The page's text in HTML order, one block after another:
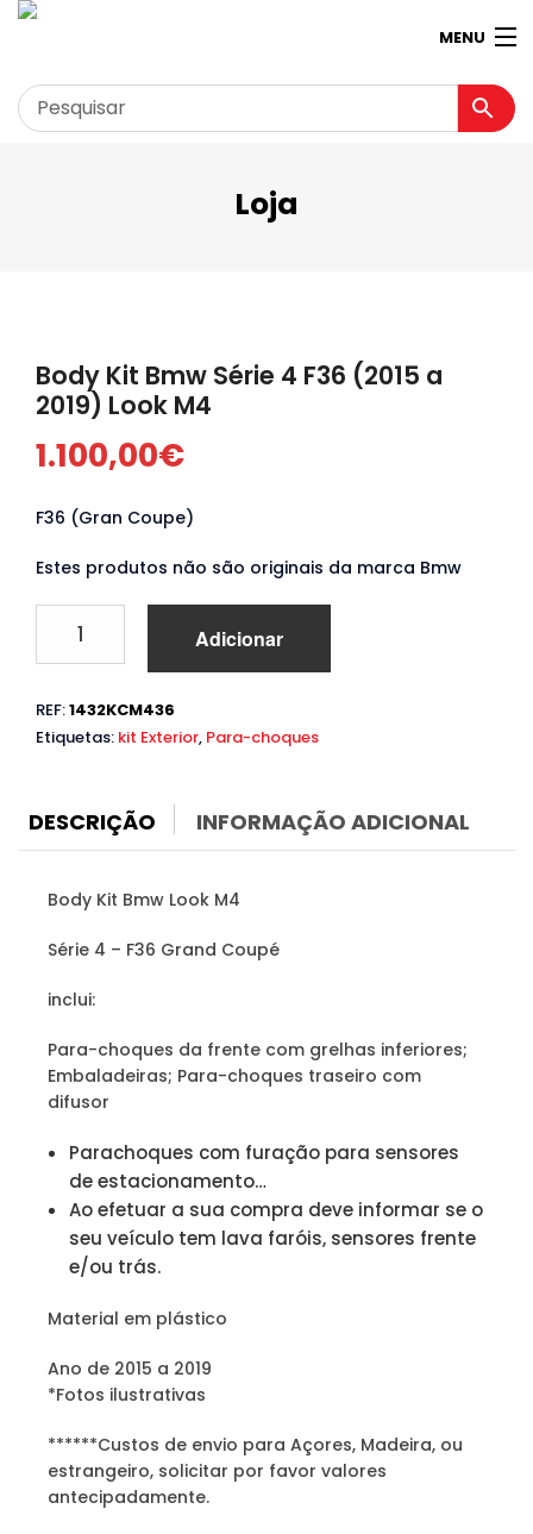
MENU
Garagem
Loja Virtual 360º
Loja
Body Kit Bmw Série 4 F36 (2015 a
2019) Look M4
1.100,00€
F36 (Gran Coupe)
Estes produtos não são originais da marca Bmw
Body
Bmw
Série
(2015
Look
Adicionar
REF:1432KCM436
Etiquetas: kit Exterior, Para-choques
DESCRIÇÃO INFORMAÇÃO ADICIONAL
Body Kit Bmw Look M4
Série 4 – F36 Grand Coupé
inclui:
Para-choques da frente com grelhas inferiores;
Embaladeiras; Para-choques traseiro com
difusor
Parachoques com furação para sensores
de estacionamento…
Ao efetuar a sua compra deve informar se o
seu veículo tem lava faróis, sensores frente
e/ou trás.
Material em plástico
Ano de 2015 a 2019
*Fotos ilustrativas
******Custos de envio para Açores, Madeira, ou
estrangeiro, solicitar por favor valores
antecipadamente.